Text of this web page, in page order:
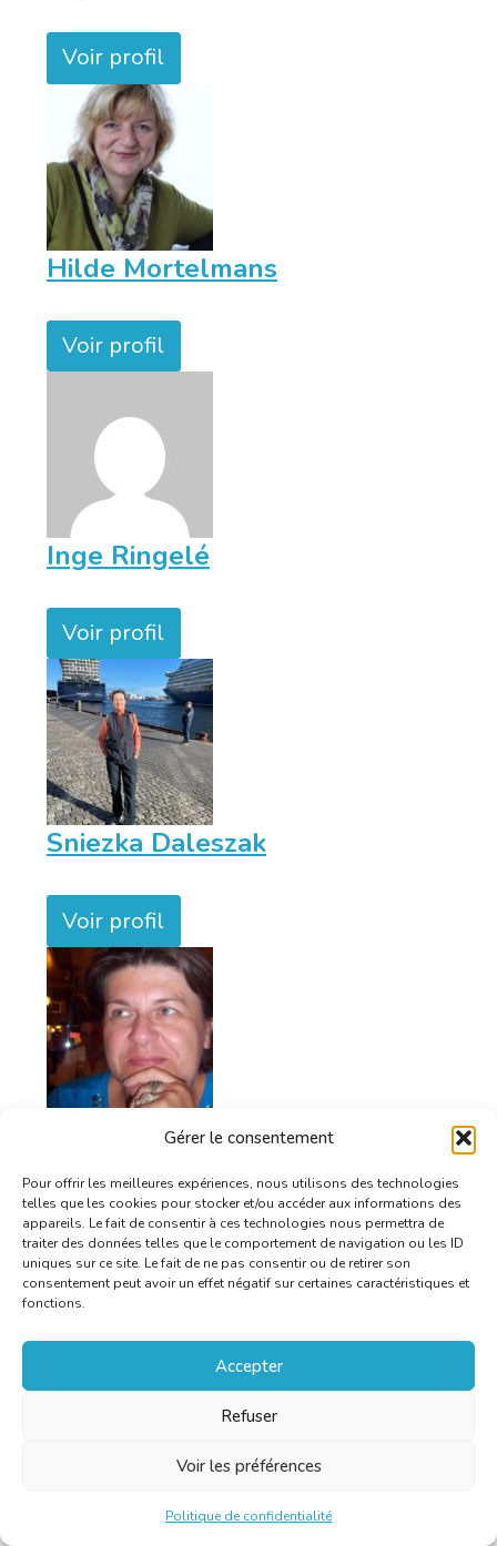
Gérer le consentement
Pour offrir les meilleures expériences, nous utilisons des technologies
telles que les cookies pour stocker et/ou accéder aux informations des
appareils. Le fait de consentir à ces technologies nous permettra de
traiter des données telles que le comportement de navigation ou les ID
uniques sur ce site. Le fait de ne pas consentir ou de retirer son
consentement peut avoir un effet négatif sur certaines caractéristiques et
fonctions.
Accepter
Refuser
Voir les préférences
Politique de confidentialité
Voir profil
Hilde Mortelmans
Voir profil
Inge Ringelé
Voir profil
Sniezka Daleszak
Voir profil
Marija Blagojevic
Voir profil
Teresa Abdala De Suttill